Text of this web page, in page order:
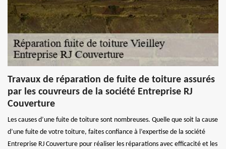
Travaux de réparation de fuite de toiture assurés
par les couvreurs de la société Entreprise RJ
Couverture
Les causes d’une fuite de toiture sont nombreuses. Quelle que soit la cause
d’une fuite de votre toiture, faites confiance à l’expertise de la société
Entreprise RJ Couverture pour réaliser les réparations avec efficacité et les